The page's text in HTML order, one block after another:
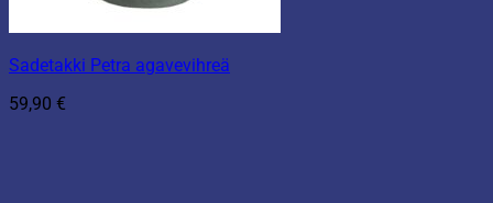
Sadetakki Petra agavevihreä
59,90 €